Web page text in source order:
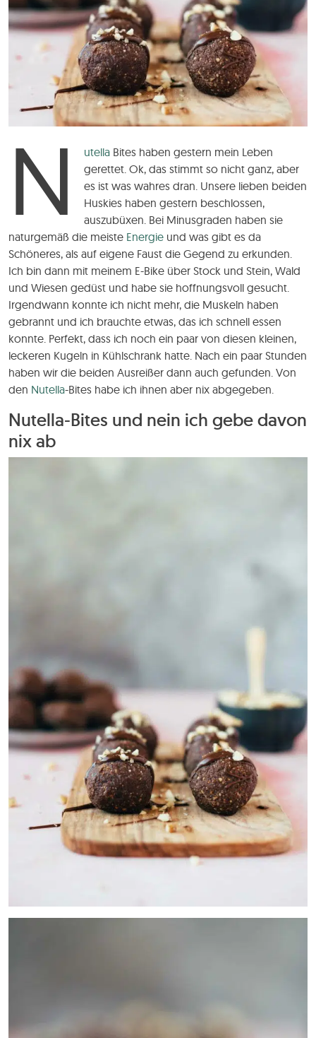
N utella Bites haben gestern mein Leben
gerettet. Ok, das stimmt so nicht ganz, aber
es ist was wahres dran. Unsere lieben beiden
Huskies haben gestern beschlossen,
auszubüxen. Bei Minusgraden haben sie
naturgemäß die meiste Energie und was gibt es da
Schöneres, als auf eigene Faust die Gegend zu erkunden.
Ich bin dann mit meinem E-Bike über Stock und Stein, Wald
und Wiesen gedüst und habe sie hoffnungsvoll gesucht.
Irgendwann konnte ich nicht mehr, die Muskeln haben
gebrannt und ich brauchte etwas, das ich schnell essen
konnte. Perfekt, dass ich noch ein paar von diesen kleinen,
leckeren Kugeln in Kühlschrank hatte. Nach ein paar Stunden
haben wir die beiden Ausreißer dann auch gefunden. Von
den Nutella-Bites habe ich ihnen aber nix abgegeben.
Nutella-Bites und nein ich gebe davon
nix ab